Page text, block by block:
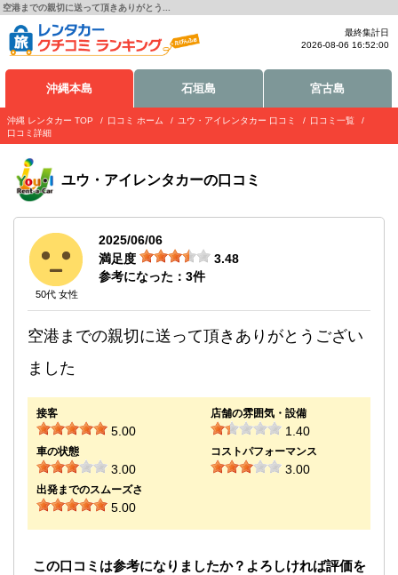
空港までの親切に送って頂きありがとう...
最終集計日
2026-08-06 16:52:00
沖縄本島 石垣島 宮古島
沖縄 レンタカー TOP 口コミ ホーム ユウ・アイレンタカー 口コミ
口コミ一覧
口コミ詳細
ユウ・アイレンタカーの口コミ
50代 女性
2025/06/06
満足度
3.48
参考になった： 3件
空港までの親切に送って頂きありがとうござい
ました
接客
5.00
店舗の雰囲気・設備
1.40
車の状態
3.00
コストパフォーマンス
3.00
出発までのスムーズさ
5.00
この口コミは参考になりましたか？よろしければ評価を